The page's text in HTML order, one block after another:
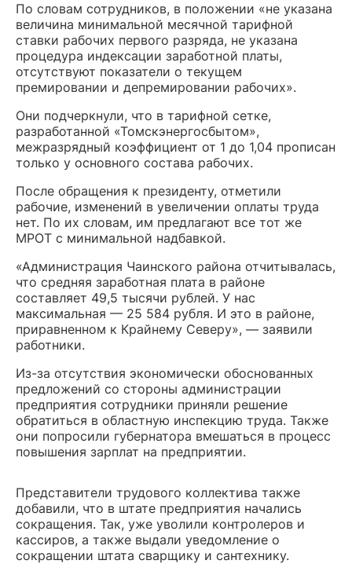
По словам сотрудников, в положении «не указана
величина минимальной месячной тарифной
ставки рабочих первого разряда, не указана
процедура индексации заработной платы,
отсутствуют показатели о текущем
премировании и депремировании рабочих».
Они подчеркнули, что в тарифной сетке,
разработанной «Томскэнергосбытом»,
межразрядный коэффициент от 1 до 1,04 прописан
только у основного состава рабочих.
После обращения к президенту, отметили
рабочие, изменений в увеличении оплаты труда
нет. По их словам, им предлагают все тот же
МРОТ с минимальной надбавкой.
«Администрация Чаинского района отчитывалась,
что средняя заработная плата в районе
составляет 49,5 тысячи рублей. У нас
максимальная — 25 584 рубля. И это в районе,
приравненном к Крайнему Северу», — заявили
работники.
Из-за отсутствия экономически обоснованных
предложений со стороны администрации
предприятия сотрудники приняли решение
обратиться в областную инспекцию труда. Также
они попросили губернатора вмешаться в процесс
повышения зарплат на предприятии.
Представители трудового коллектива также
добавили, что в штате предприятия начались
сокращения. Так, уже уволили контролеров и
кассиров, а также выдали уведомление о
сокращении штата сварщику и сантехнику.